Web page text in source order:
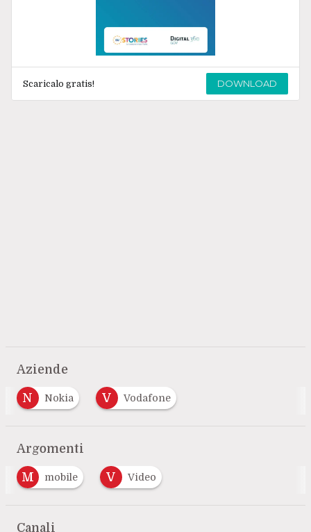
Scaricalo gratis! DOWNLOAD
Aziende
N Nokia V Vodafone
Argomenti
M mobile V Video
Canali